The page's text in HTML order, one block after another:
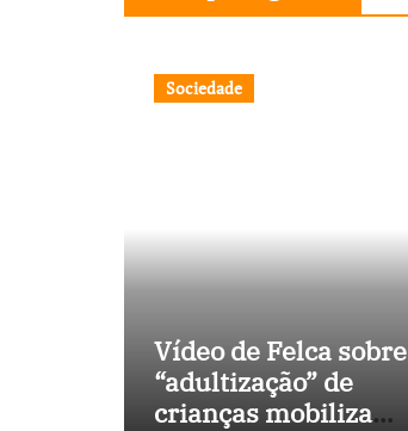
Sociedade
Vídeo de Felca sobre
“adultização” de
crianças mobiliza